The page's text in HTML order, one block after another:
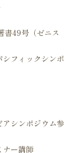
書49号（ゼニス
フィックシンポ
シンポジウム参
ナー講師